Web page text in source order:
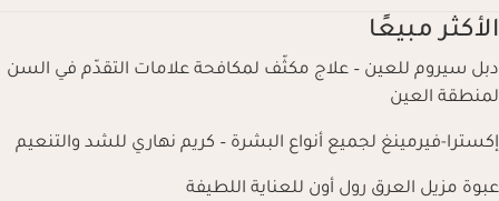
الأكثر مبيعًا
دبل سيروم للعين – علاج مكثّف لمكافحة علامات التقدّم في السن
لمنطقة العين
إكسترا-فيرمينغ لجميع أنواع البشرة – كريم نهاري للشد والتنعيم
عبوة مزيل العرق رول أون للعناية اللطيفة